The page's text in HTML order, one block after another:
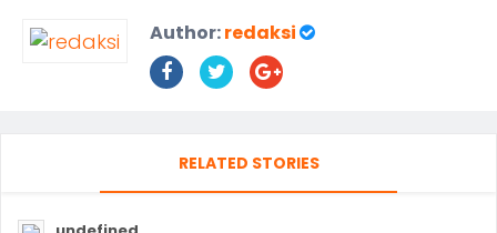
Author:redaksi
RELATED STORIES